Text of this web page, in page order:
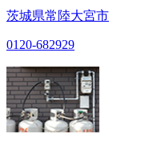
茨城県常陸大宮市
0120-682929